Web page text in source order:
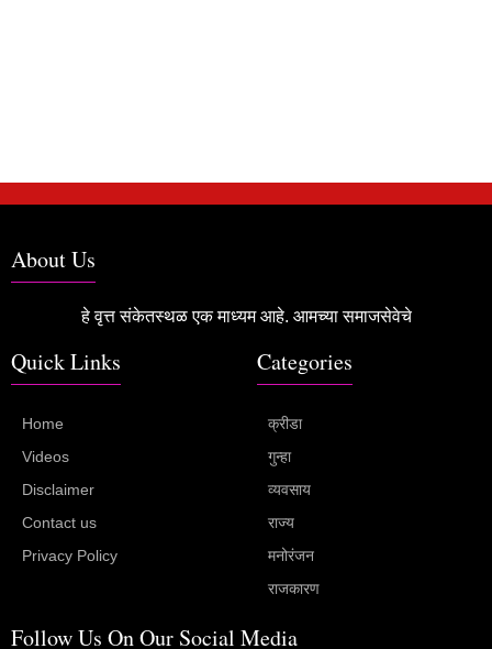
About Us
हे वृत्त संकेतस्थळ एक माध्यम आहे. आमच्या समाजसेवेचे
Quick Links
Home
Videos
Disclaimer
Contact us
Privacy Policy
Categories
क्रीडा
गुन्हा
व्यवसाय
राज्य
मनोरंजन
राजकारण
Follow Us On Our Social Media